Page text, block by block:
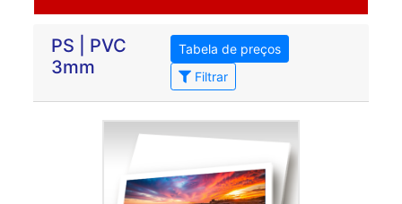
PS | PVC
3mm
Tabela de preços
Filtrar